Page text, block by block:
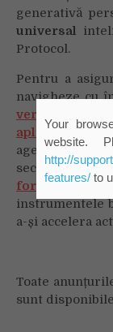
generativă
universal
Protocol.
Pentru a
navigheze cu
verificarea
aplicația
agentul
securizarea
for Science
instrumentele
a-și accelera
Toate
sunt disponibile
Your
website.
http://
features/to